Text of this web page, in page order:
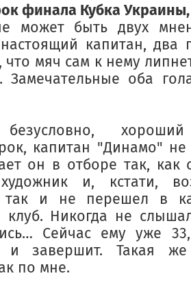
финала Кубка
может быть двух
капитан, два
что мяч сам к нему
Замечательные оба
безусловно,
капитан "Динамо"
он в отборе так, как
и, кстати,
так и не перешел в
клуб. Никогда не
Сейчас ему уже
и завершит. Такая
по мне.